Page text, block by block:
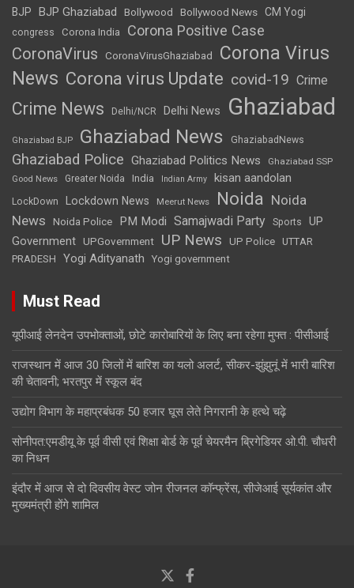
BJP BJP Ghaziabad Bollywood Bollywood News CM Yogi
congress Corona India Corona Positive Case
CoronaVirus CoronaVirusGhaziabad
Corona Virus
News Corona virus Update covid-19 Crime
Crime News Delhi/NCR Delhi News Ghaziabad
Ghaziabad BJP Ghaziabad News GhaziabadNews
Ghaziabad Police Ghaziabad Politics News Ghaziabad SSP
Good News Greater Noida India Indian Army kisan aandolan
LockDown Lockdown News Meerut News Noida Noida
News
Noida Police PM Modi Samajwadi Party Sports
UP
Government UPGovernment UP News UP Police
UTTAR
PRADESH
Yogi Adityanath Yogi government
Must Read
यूपीआई लेनदेन उपभोक्ताओं, छोटे कारोबारियों के लिए बना रहेगा मुफ्त : पीसीआई
राजस्थान में आज 30 जिलों में बारिश का यलो अलर्ट, सीकर-झुंझुनूं में भारी बारिश
की चेतावनी; भरतपुर में स्कूल बंद
उद्योग विभाग के महाप्रबंधक 50 हजार घूस लेते निगरानी के हत्थे चढ़े
सोनीपत:एमडीयू के पूर्व वीसी एवं शिक्षा बाेर्ड के पूर्व चेयरमैन ब्रिगेडियर ओ.पी. चौधरी
का निधन
इंदौर में आज से दो दिवसीय वेस्ट जोन रीजनल कॉन्फ्रेंस, सीजेआई सूर्यकांत और
मुख्यमंत्री होंगे शामिल